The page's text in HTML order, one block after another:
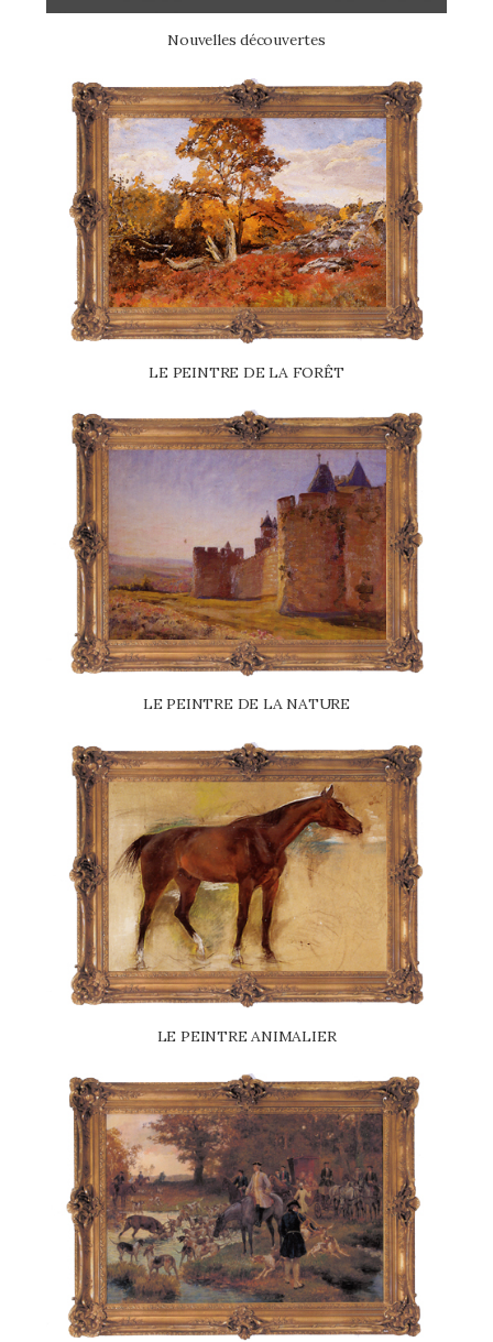
Nouvelles découvertes
LE PEINTRE DE LA FORÊT
LE PEINTRE DE LA NATURE
LE PEINTRE ANIMALIER